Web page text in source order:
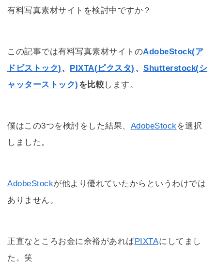
有料写真素材サイトを検討中ですか？
この記事では有料写真素材サイトのAdobeStock(ア
ドビストック)、 PIXTA(ピクスタ) 、 Shutterstock(シ
ャッターストック) を比較します。
僕はこの3つを検討をした結果、 AdobeStock を選択
しました。
AdobeStockが他より優れていたからというわけでは
ありません。
正直なところお金に余裕があればPIXTAにしてまし
た。笑